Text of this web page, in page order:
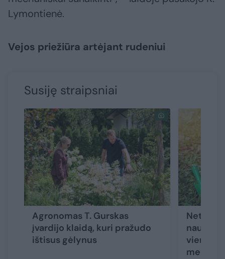
Lymontienė.
Vejos priežiūra artėjant rudeniui
Susiję straipsniai
Agronomas T. Gurskas
įvardijo klaidą, kuri pražudo
ištisus gėlynus
Net ir
naujas
vienos